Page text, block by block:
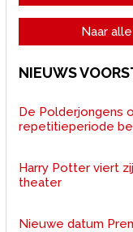
Naar
NIEUWS
De Polderjongens
repetitieperiode
Harry Potter viert
theater
Nieuwe datum